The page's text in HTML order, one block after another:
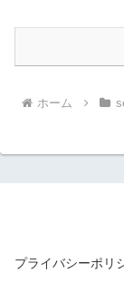
ホーム
プライバシーポリ